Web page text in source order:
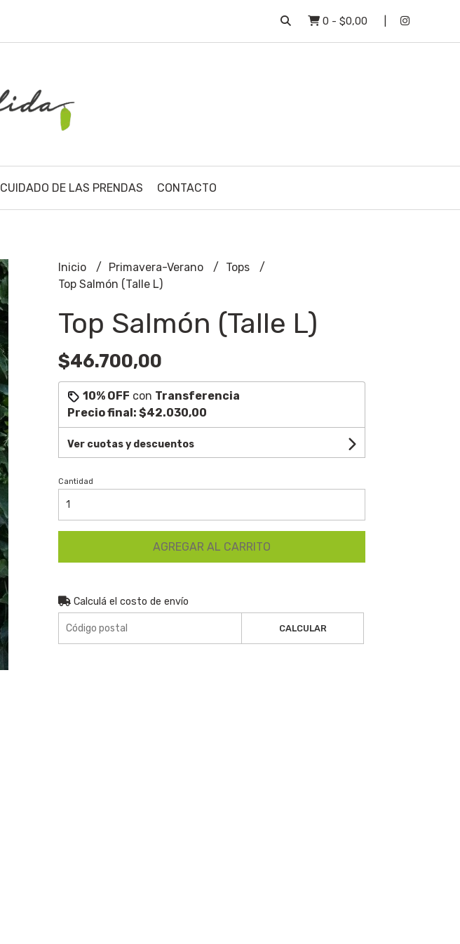
0 - $0,00
CUIDADO DE LAS PRENDAS CONTACTO
Inicio Primavera-Verano
Tops
Top Salmón (Talle L)
Top Salmón (Talle L)
$46.700,00
10% OFF con Transferencia
Precio final: $42.030,00
Ver cuotas y descuentos
Cantidad
AGREGAR AL CARRITO
Calculá el costo de envío
CALCULAR